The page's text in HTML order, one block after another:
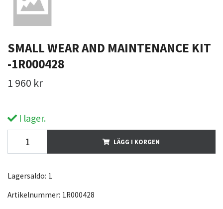
SMALL WEAR AND MAINTENANCE KIT
-1R000428
1 960 kr
I lager.
LÄGG I KORGEN
Lagersaldo: 1
Artikelnummer: 1R000428